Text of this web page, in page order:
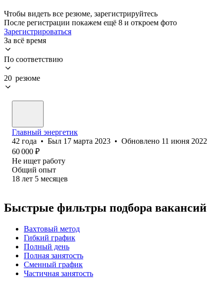
Чтобы видеть все резюме, зарегистрируйтесь
После регистрации покажем ещё 8 и откроем фото
Зарегистрироваться
За всё время
По соответствию
20 резюме
Главный энергетик
42 года • Был 17 марта 2023 • Обновлено 11 июня 2022
60 000 ₽
Не ищет работу
Общий опыт
18 лет 5 месяцев
Быстрые фильтры подбора вакансий
Вахтовый метод
Гибкий график
Полный день
Полная занятость
Сменный график
Частичная занятость